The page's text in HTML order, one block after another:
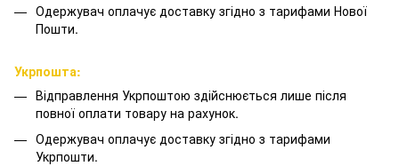
Одержувач оплачує доставку згідно з тарифами Нової
Пошти.
Укрпошта:
Відправлення Укрпоштою здійснюється лише після
повної оплати товару на рахунок.
Одержувач оплачує доставку згідно з тарифами
Укрпошти.